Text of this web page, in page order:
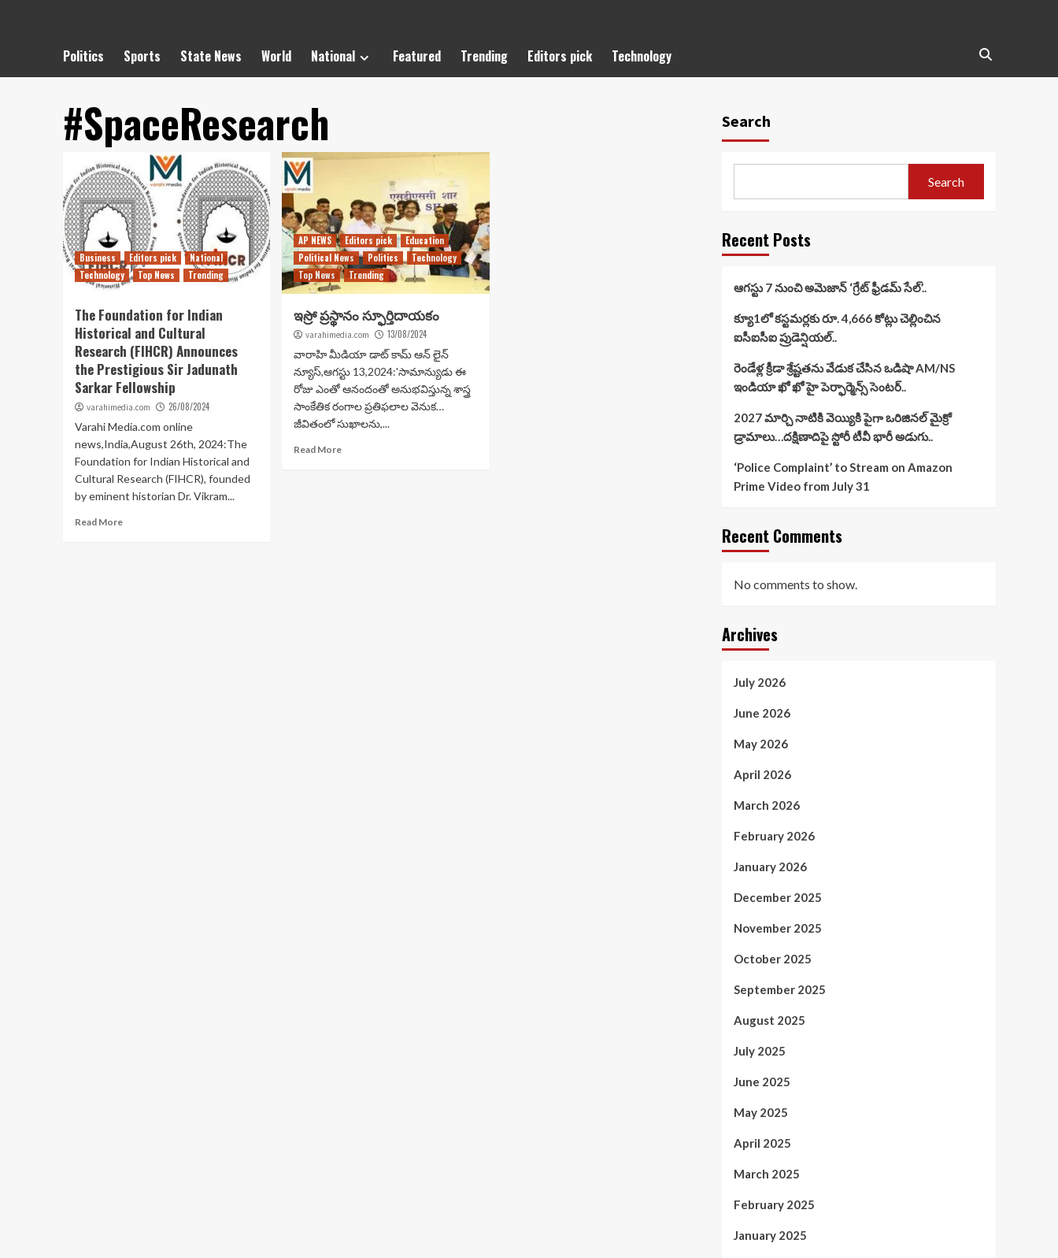
Politics Sports State News World National Featured Trending Editors pick Technology
#SpaceResearch
Business Editors pick
National
Technology
Top News Trending
The Foundation for Indian
Historical and Cultural
Research (FIHCR) Announces
the Prestigious Sir Jadunath
Sarkar Fellowship
varahimedia.com 26/08/2024
Varahi Media.com online
news,India,August 26th, 2024:The
Foundation for Indian Historical and
Cultural Research (FIHCR), founded
by eminent historian Dr. Vikram...
Read More
AP NEWS Editors pick
Education
Political News
Politics
Technology
Top News
Trending
ఇస్రో ప్రస్థానం స్ఫూర్తిదాయకం
varahimedia.com 13/08/2024
వారాహి మీడియా డాట్ కామ్ ఆన్ లైన్
న్యూస్,ఆగస్టు 13,2024:'సామాన్యుడు ఈ
రోజు ఎంతో ఆనందంతో అనుభవిస్తున్న శాస్త్ర
సాంకేతిక రంగాల ప్రతిఫలాల వెనుక…
జీవితంలో సుఖాలను,...
Read More
Search
Search
Recent Posts
ఆగస్టు 7 నుంచి అమెజాన్ ‘గ్రేట్ ఫ్రీడమ్ సేల్’..
క్యూ1లో కస్టమర్లకు రూ. 4,666 కోట్లు చెల్లించిన
ఐసీఐసీఐ ప్రుడెన్షియల్..
రెండేళ్ల క్రీడా శ్రేష్టతను వేడుక చేసిన ఒడిషా AM/NS
ఇండియా ఖో ఖో హై పెర్ఫార్మెన్స్ సెంటర్..
2027 మార్చి నాటికి వెయ్యికి పైగా ఒరిజినల్ మైక్రో
డ్రామాలు…దక్షిణాదిపై స్టోరీ టీవీ భారీ అడుగు..
‘Police Complaint’ to Stream on Amazon
Prime Video from July 31
Recent Comments
No comments to show.
Archives
July 2026
June 2026
May 2026
April 2026
March 2026
February 2026
January 2026
December 2025
November 2025
October 2025
September 2025
August 2025
July 2025
June 2025
May 2025
April 2025
March 2025
February 2025
January 2025